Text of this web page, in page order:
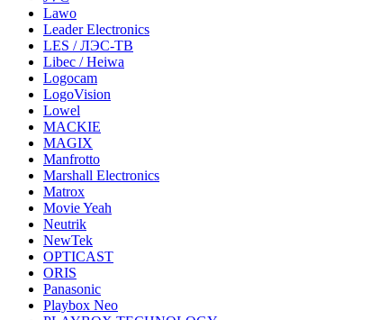
Lawo
Leader Electronics
LES / ЛЭС-ТВ
Libec / Heiwa
Logocam
LogoVision
Lowel
MACKIE
MAGIX
Manfrotto
Marshall Electronics
Matrox
Movie Yeah
Neutrik
NewTek
OPTICAST
ORIS
Panasonic
Playbox Neo